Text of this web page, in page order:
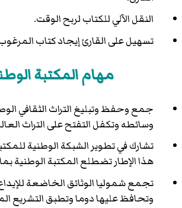
النقل الآلي للكتاب لربح الوقت.
تسهيل على القارئ إيجاد كتاب
مهام المكتبة
جمع وحفظ وتبليغ التراث الثقافي
وسائطه وتكفل التفتح على التراث
تشارك في تطوير الشبكة الوطنية
هذا الإطار تضطلع المكتبة الوطنية
تجمع شموليا الوثائق الخاضعة
وتحافظ عليها دوما وتطبق التشريع